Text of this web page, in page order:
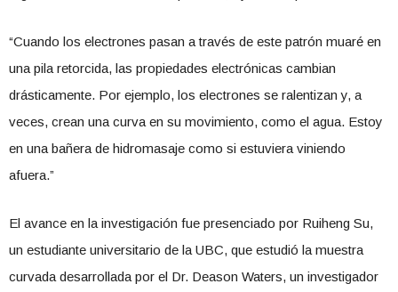
“Cuando los electrones pasan a través de este patrón muaré en
una pila retorcida, las propiedades electrónicas cambian
drásticamente. Por ejemplo, los electrones se ralentizan y, a
veces, crean una curva en su movimiento, como el agua. Estoy
en una bañera de hidromasaje como si estuviera viniendo
afuera.”
El avance en la investigación fue presenciado por Ruiheng Su,
un estudiante universitario de la UBC, que estudió la muestra
curvada desarrollada por el Dr. Deason Waters, un investigador